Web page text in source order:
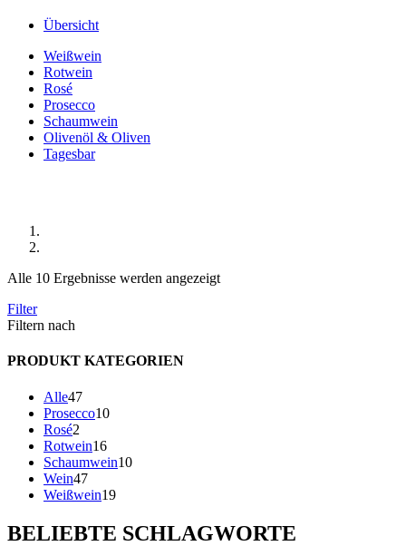
Übersicht
Weißwein
Rotwein
Rosé
Prosecco
Schaumwein
Olivenöl & Oliven
Tagesbar
Alle 10 Ergebnisse werden angezeigt
Filter
Filtern nach
PRODUKT KATEGORIEN
Alle4747
Produkte
Prosecco1010
Rosé2
Produkte
Rotwein1616
Produkte
Schaumwein1010
Wein4747
Produkte
Weißwein1919
BELIEBTE SCHLAGWORTE